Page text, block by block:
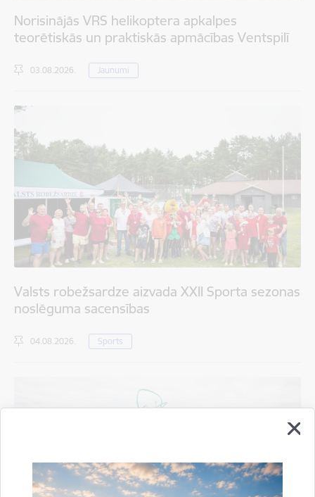
Norisinājās VRS helikoptera apkalpes
teorētiskās un praktiskās apmācības Ventspilī
03.08.2026. Jaunumi
Valsts robežsardze aizvada XXII Sporta sezonas
noslēguma sacensības
04.08.2026. Sports